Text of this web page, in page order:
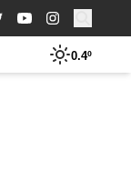
Buscar:
0.4º